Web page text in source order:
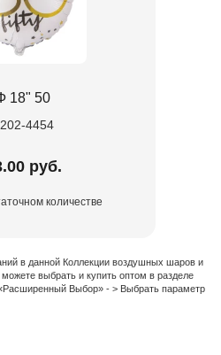
18" 50
4454
руб.
количестве
в данной Коллекции воздушных шаров и
выбрать и купить оптом в разделе
Выбор» - > Выбрать параметр